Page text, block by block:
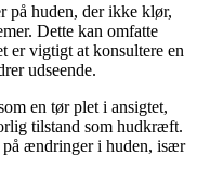
på huden, der ikke klør,
Dette kan omfatte
er vigtigt at konsultere en
udseende.
en tør plet i ansigtet,
tilstand som hudkræft.
ændringer i huden, især